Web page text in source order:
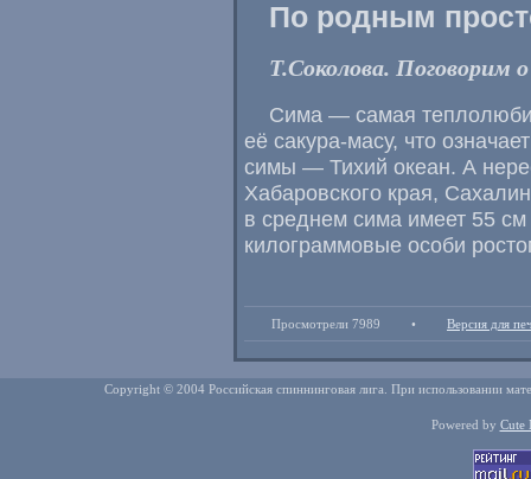
По родным
Т.Соколова. Поговорим
Сима — самая
её сакура-масу, что
симы — Тихий океан. А
Хабаровского края,
в среднем сима имеет 55 см
килограммовые особи
Просмотрели 7989 • Версия для
Copyright © 2004 Российская спиннинговая лига. При использовании
Powered by Cute